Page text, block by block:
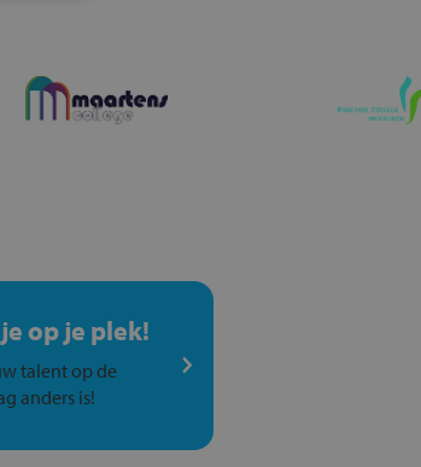
op je plek!
talent op de
anders is!